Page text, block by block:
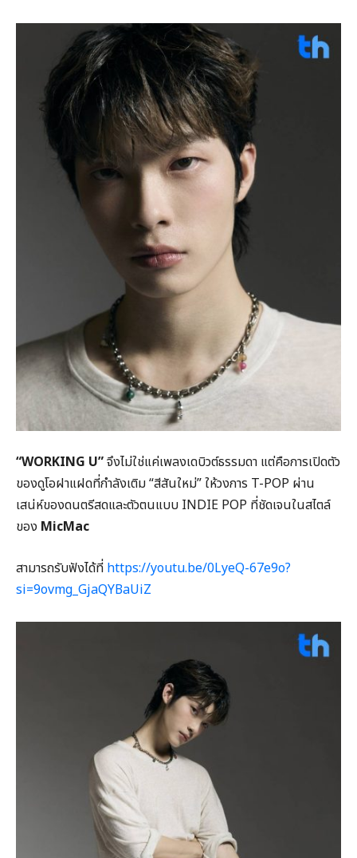
“WORKING U”จึงไม่ใช่แค่เพลงเดบิวต์ธรรมดา แต่คือการเปิดตัว
ของดูโอฝาแฝดที่กำลังเติม “สีสันใหม่” ให้วงการ T-POP ผ่าน
เสน่ห์ของดนตรีสดและตัวตนแบบ INDIE POP ที่ชัดเจนในสไตล์
ของ MicMac
สามารถรับฟังได้ที่ https://youtu.be/0LyeQ-67e9o?
si=9ovmg_GjaQYBaUiZ